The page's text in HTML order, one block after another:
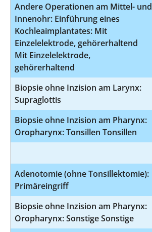
Andere Operationen am Mittel- und
Innenohr: Einführung eines
Kochleaimplantates: Mit
Einzelelektrode, gehörerhaltend
Mit Einzelelektrode,
gehörerhaltend
Biopsie ohne Inzision am Larynx:
Supraglottis
Biopsie ohne Inzision am Pharynx:
Oropharynx: Tonsillen Tonsillen
Adenotomie (ohne Tonsillektomie):
Primäreingriff
Biopsie ohne Inzision am Pharynx:
Oropharynx: Sonstige Sonstige